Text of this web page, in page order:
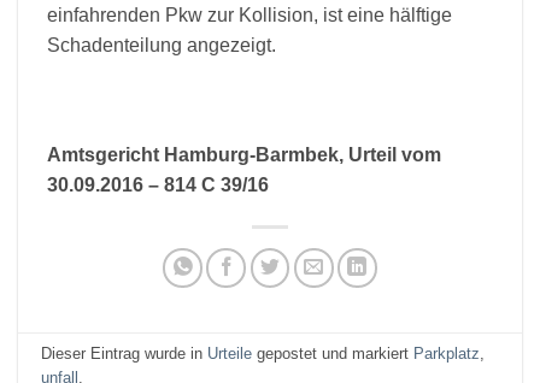
einfahrenden Pkw zur Kollision, ist eine hälftige
Schadenteilung angezeigt.
Amtsgericht Hamburg-Barmbek, Urteil vom
30.09.2016 – 814 C 39/16
Dieser Eintrag wurde in Urteile gepostet und markiert Parkplatz
unfall